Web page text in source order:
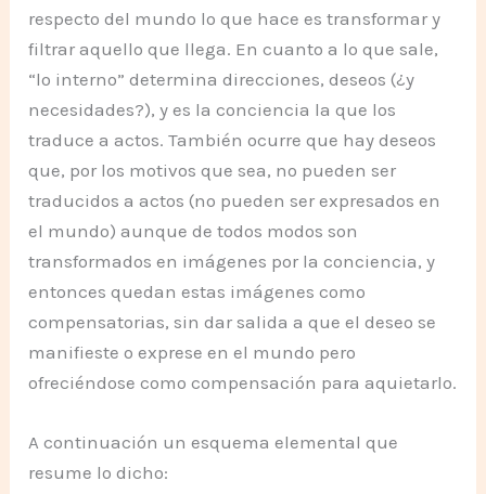
respecto del mundo lo que hace es transformar y
filtrar aquello que llega. En cuanto a lo que sale,
“lo interno” determina direcciones, deseos (¿y
necesidades?), y es la conciencia la que los
traduce a actos. También ocurre que hay deseos
que, por los motivos que sea, no pueden ser
traducidos a actos (no pueden ser expresados en
el mundo) aunque de todos modos son
transformados en imágenes por la conciencia, y
entonces quedan estas imágenes como
compensatorias, sin dar salida a que el deseo se
manifieste o exprese en el mundo pero
ofreciéndose como compensación para aquietarlo.
A continuación un esquema elemental que
resume lo dicho: